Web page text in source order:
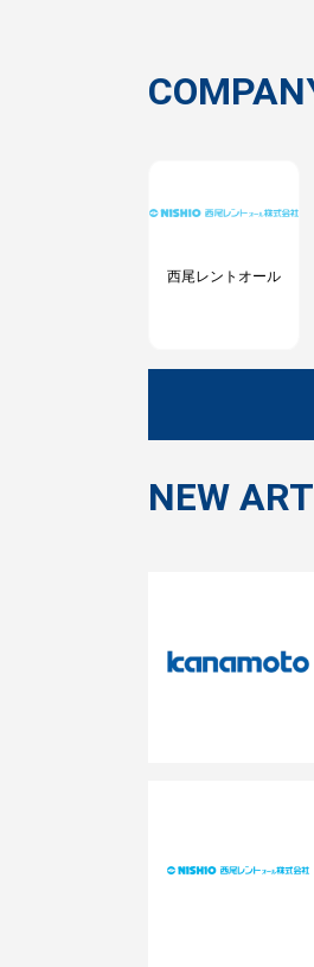
西尾レントオール
NEW